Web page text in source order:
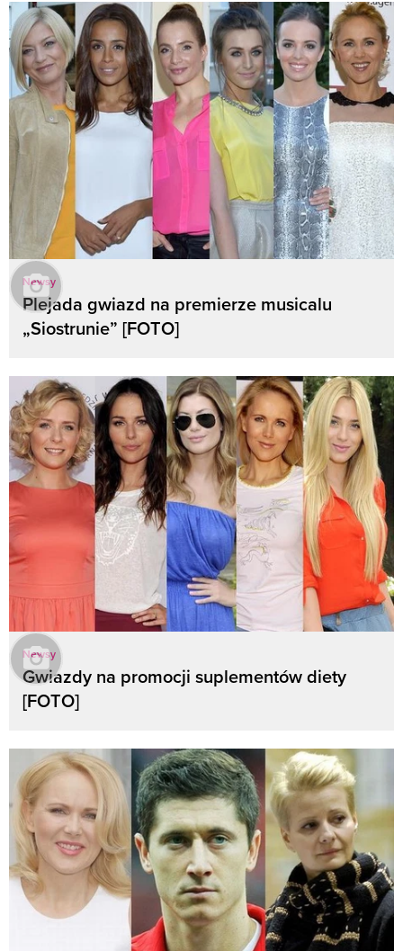
Newsy
Plejada gwiazd na premierze musicalu
„Siostrunie” [FOTO]
Newsy
Gwiazdy na promocji suplementów diety
[FOTO]